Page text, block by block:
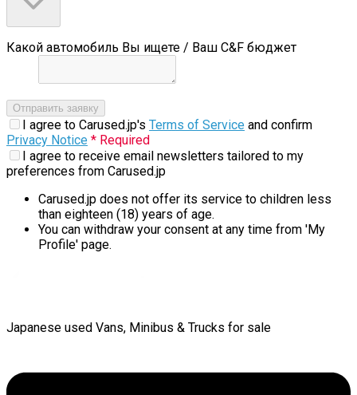
Какой автомобиль Вы ищете / Ваш C&F бюджет
Отправить заявку
I agree to Carused.jp's Terms of Service and confirm
Privacy Notice * Required
I agree to receive email newsletters tailored to my
preferences from Carused.jp
Carused.jp does not offer its service to children less
than eighteen (18) years of age.
You can withdraw your consent at any time from 'My
Profile' page.
Japanese used Vans, Minibus & Trucks for sale